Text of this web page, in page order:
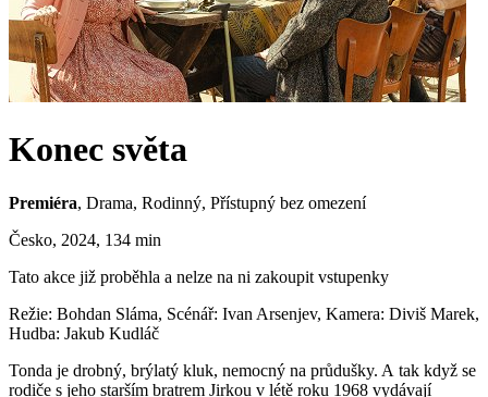
Konec světa
Premiéra, Drama, Rodinný, Přístupný bez omezení
Česko, 2024, 134 min
Tato akce již proběhla a nelze na ni zakoupit vstupenky
Režie: Bohdan Sláma, Scénář: Ivan Arsenjev, Kamera: Diviš Marek,
Hudba: Jakub Kudláč
Tonda je drobný, brýlatý kluk, nemocný na průdušky. A tak když se
rodiče s jeho starším bratrem Jirkou v létě roku 1968 vydávají